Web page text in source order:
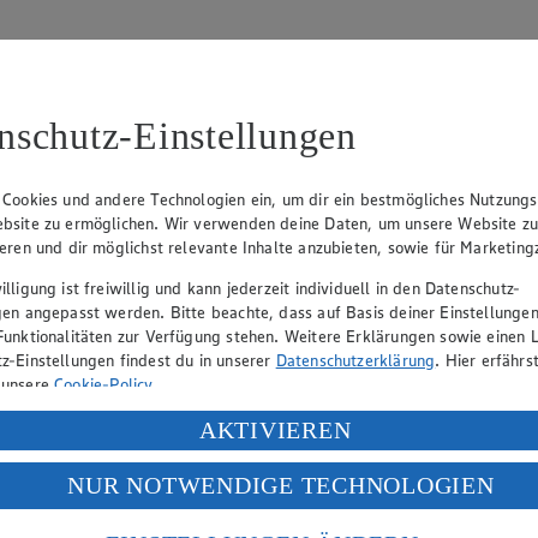
gewährt Ihnen jedoch das Recht, den auf dieser Website
und Vervielfältigung von Bildmaterial oder Grafiken aus
verantwortlich. Firma und Anschriften unserer
hin, dass wir nicht an einem Streitbeilegungsverfahren vor einer
Einstellungen
und andere Technologien ein, um dir ein bestmögliches
zu ermöglichen. Wir verwenden deine Daten, um unsere Website zu
und dir möglichst relevante Inhalte anzubieten, sowie für
ist freiwillig und kann jederzeit individuell in den Datenschutz-
angepasst werden. Bitte beachte, dass auf Basis deiner
zur Verfügung stehen. Weitere Erklärungen sowie einen
Einstellungen findest du in unserer Datenschutzerklärung. Hier
Cookie-Policy.
deiner personenbezogenen Daten in den USA durch Facebook und
„Aktivieren“ klickst, willigst du im Sinne des Art. 49 Abs. 1 Satz 1 lit.
Daten in den USA verarbeitet werden. Der EuGH sieht die USA als
europäischen Standards nicht angemessenen Datenschutzniveau an. Es
AKTIVIEREN
NUR NOTWENDIGE TECHNOLOGIEN